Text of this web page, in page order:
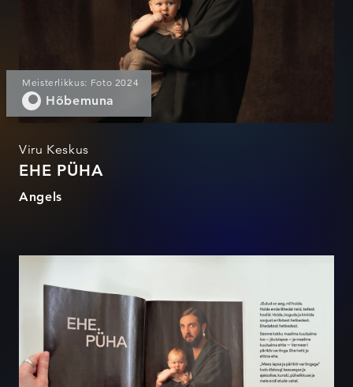
Meisterlikkus: Foto 2024
Hõbemuna
Viru Keskus
EHE PÜHA
Angels